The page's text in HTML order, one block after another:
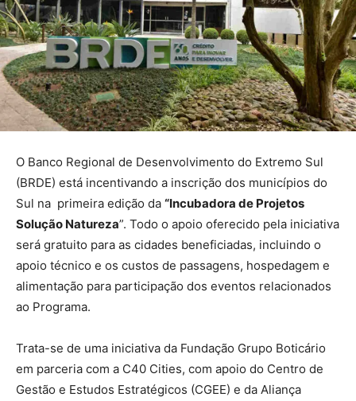
O Banco Regional de Desenvolvimento do Extremo Sul
(BRDE) está incentivando a inscrição dos municípios do
Sul na primeira edição da “Incubadora de Projetos
Solução Natureza”. Todo o apoio oferecido pela iniciativa
será gratuito para as cidades beneficiadas, incluindo o
apoio técnico e os custos de passagens, hospedagem e
alimentação para participação dos eventos relacionados
ao Programa.
Trata-se de uma iniciativa da Fundação Grupo Boticário
em parceria com a C40 Cities, com apoio do Centro de
Gestão e Estudos Estratégicos (CGEE) e da Aliança